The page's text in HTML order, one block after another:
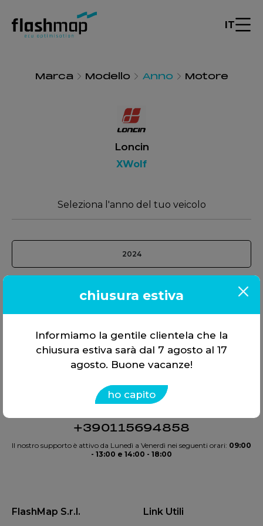
IT
Marca Modello Anno Motore
Loncin
XWolf
Seleziona l'anno del tuo veicolo
2024
Offriamo soluzioni, non solo
strumenti. Tutto in
scelta.
+390115694858
Il nostro supporto è attivo da Lunedì a Venerdì nei seguenti orari: 09:00
- 13:00 e 14:00 - 18:00
FlashMap S.r.l. Link Utili
chiusura estiva
Informiamo la gentile clientela che la
chiusura estiva sarà dal 7 agosto al 17
agosto. Buone vacanze!
ho capito